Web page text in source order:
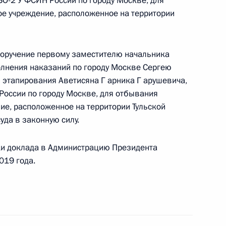
области, проведённого по поручению
Президента Российской Федерации
Левицкая провела в Приёмной
приёму граждан в Москве личный приём
учреждение, расположенное на территории
первому заместителю начальника
наказаний по городу Москве Сергею
Аветисяна Г арника Г арушевича,
по городу Москве, для отбывания
расположенное на территории Тульской
в законную силу.
доклада в Администрацию Президента
года.